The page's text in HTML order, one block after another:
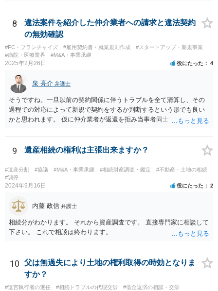
したら、早急に家裁に行って相続放棄の申述をしたい旨告げて必要な
書類を提出されることをおすすめいたします。 なお、お父様の債務が
他にもあるかもしれないというリスクを考えますと、相続放棄の申述
にあたっては、法テラスの無料相談等を利用して弁護士に相談するこ
とも十分考えられるかと存じます。また、ご記載いただいた事実関係
を拝見するかぎり、再婚相手のかたは既に相続放棄をされている可能
8
違法案件を紹介した仲介業者への請求と違法契約
の無効確認
#FC・フランチャイズ #雇用契約書・就業規則作成
#スタートアップ・新規事業
#病院・医療業界
#M&A・事業承継
2025年2月26日 役にたった 4
泉 亮介 弁護士
そうですね。一旦以前の契約関係に伴うトラブルを全て清算し、その
過程での対応によって新規で契約をするか判断するという形でも良い
かと思われます。 仮に仲介業者が返還を拒み当事者同士での解決が困
9 遺産相続の権利は主張出来ますか？
#遺産分割 #協議 #M&A・事業承継 #相続財産調査・鑑定
#不動産・土地の相続
#調停
2024年9月16日 役にたった 2
内藤 政信 弁護士
相続分がわかります。 それから資産調査です。 直接専門家に相談して
下さい。 これで相談は終わります。
10
父は無過失により土地の権利取得の時効となりま
すか？
#遺言執行者の選任 #相続トラブルの代理交渉
#借金返済の相談・交渉